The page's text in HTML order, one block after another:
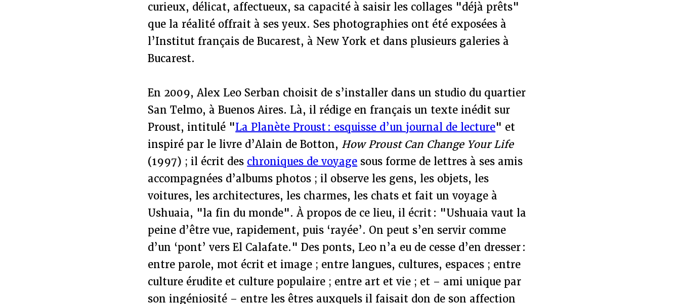
curieux, délicat, affectueux, sa capacité à saisir les collages "déjà prêts"
que la réalité offrait à ses yeux. Ses photographies ont été exposées à
l’Institut français de Bucarest, à New York et dans plusieurs galeries à
Bucarest.
En 2009, Alex Leo Serban choisit de s’installer dans un studio du quartier
San Telmo, à Buenos Aires. Là, il rédige en français un texte inédit sur
Proust, intitulé "La Planète Proust : esquisse d’un journal de lecture" et
inspiré par le livre d’Alain de Botton, How Proust Can Change Your Life
(1997) ; il écrit des chroniques de voyage sous forme de lettres à ses amis
accompagnées d’albums photos ; il observe les gens, les objets, les
voitures, les architectures, les charmes, les chats et fait un voyage à
Ushuaia, "la fin du monde". À propos de ce lieu, il écrit : "Ushuaia vaut la
peine d’être vue, rapidement, puis ‘rayée’. On peut s’en servir comme
d’un ‘pont’ vers El Calafate." Des ponts, Leo n’a eu de cesse d’en dresser :
entre parole, mot écrit et image ; entre langues, cultures, espaces ; entre
culture érudite et culture populaire ; entre art et vie ; et – ami unique par
son ingéniosité – entre les êtres auxquels il faisait don de son affection